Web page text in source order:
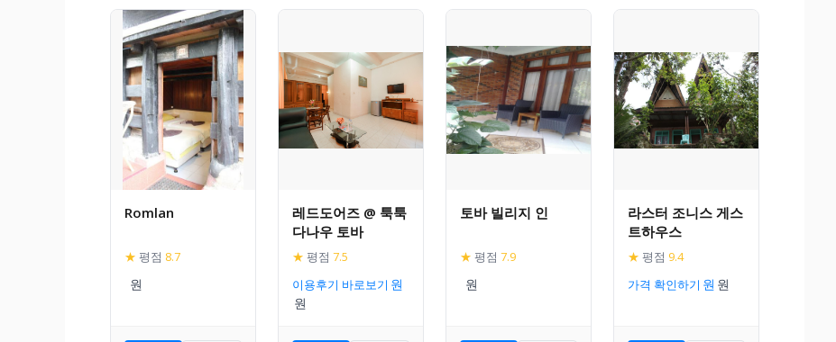
Romlan
★ 평점 8.7
레드도어즈 @ 툭툭
다나우 토바
★ 평점 7.5
이용후기 바로보기
토바 빌리지 인
★ 평점 7.9
라스터 조니스 게스
트하우스
★ 평점 9.4
가격 확인하기